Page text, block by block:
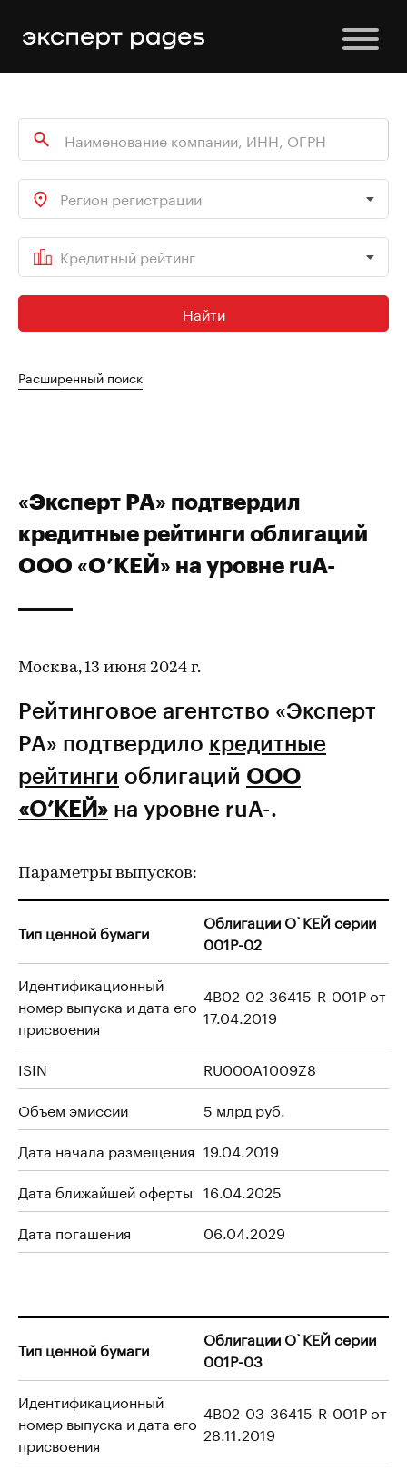
Регион регистрации
Кредитный рейтинг
Найти
Расширенный поиск
«Эксперт РА» подтвердил
кредитные рейтинги облигаций
ООО «О’КЕЙ» на уровне ruA-
Москва, 13 июня 2024 г.
Рейтинговое агентство «Эксперт
РА» подтвердило кредитные
рейтинги облигаций ООО
«О’КЕЙ» на уровне ruA-.
Параметры выпусков:
Тип ценной бумаги
Облигации О`КЕЙ серии
001P-02
Идентификационный
номер выпуска и дата его
присвоения
4B02-02-36415-R-001P от
17.04.2019
ISIN
RU000A1009Z8
Объем эмиссии
5 млрд руб.
Дата начала размещения 19.04.2019
Дата ближайшей оферты 16.04.2025
Дата погашения
06.04.2029
Тип ценной бумаги
Облигации О`КЕЙ серии
001P-03
Идентификационный
номер выпуска и дата его
присвоения
4B02-03-36415-R-001P от
28.11.2019